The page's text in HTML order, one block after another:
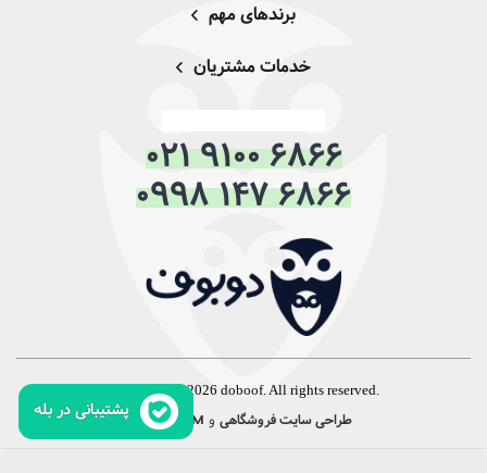
قلاده سگ یکی از مهم‌ترین ابزارها برای حفظ ایمنی و تربیت
کنترل بهتر؛ در هنگام پیاده‌روی یا گردش، داشتن یک
قلاده مناسب به شما امکان می‌دهد که حرکات سگ خود
شلوغ یا مکان‌های ناآشنا اهمیت بیشتری پیدا می‌کند.
حفظ امنیت؛ یکی از بزرگ‌ترین نگرانی‌های صاحبان سگ،
گم شدن حیوان است. با داشتن قلاده، به‌خصوص
قلاده‌های مجهز به پلاک شناسایی، می‌توانید از گم شدن
تماس هستند که در مواقع ضروری بسیار کمک‌کننده
پشتیبانی در بله
برندهای مهم
خدمات مشتریان
021 9100 6866
0998 147 6866
Copyright © 2026 doboof. All rights reserved.
طراحی سایت فروشگاهی و CRM
:همورا